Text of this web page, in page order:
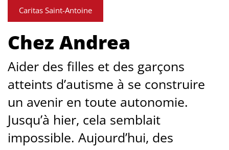
Caritas Saint-Antoine
Chez Andrea
Aider des filles et des garçons
atteints d’autisme à se construire
un avenir en toute autonomie.
Jusqu’à hier, cela semblait
impossible. Aujourd’hui, des